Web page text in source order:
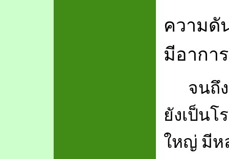
ความดั
มีอากา
จนถึ
ยังเป็นโ
ใหญ่ มีห